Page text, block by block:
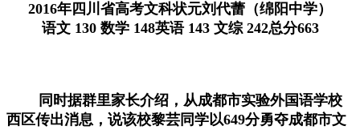
2016年四川省高考文科状元刘代蕾（绵阳中学）
语文 130 数学 148英语 143 文综 242总分663
同时据群里家长介绍，从成都市实验外国语学校
西区传出消息，说该校黎芸同学以649分勇夺成都市文